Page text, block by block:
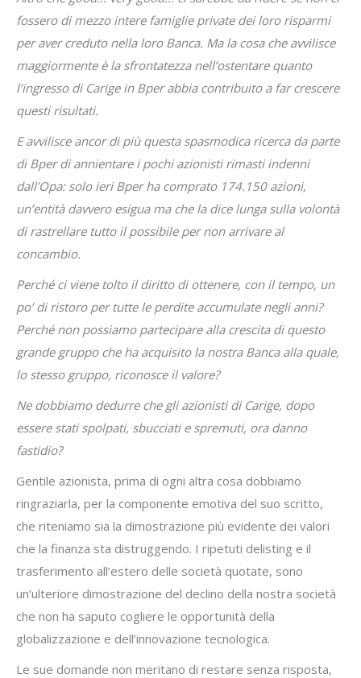
fossero di mezzo intere famiglie private dei loro risparmi
per aver creduto nella loro Banca. Ma la cosa che avvilisce
maggiormente è la sfrontatezza nell’ostentare quanto
l’ingresso di Carige in Bper abbia contribuito a far crescere
questi risultati.
E avvilisce ancor di più questa spasmodica ricerca da parte
di Bper di annientare i pochi azionisti rimasti indenni
dall’Opa: solo ieri Bper ha comprato 174.150 azioni,
un’entità davvero esigua ma che la dice lunga sulla volontà
di rastrellare tutto il possibile per non arrivare al
concambio.
Perché ci viene tolto il diritto di ottenere, con il tempo, un
po’ di ristoro per tutte le perdite accumulate negli anni?
Perché non possiamo partecipare alla crescita di questo
grande gruppo che ha acquisito la nostra Banca alla quale,
lo stesso gruppo, riconosce il valore?
Ne dobbiamo dedurre che gli azionisti di Carige, dopo
essere stati spolpati, sbucciati e spremuti, ora danno
fastidio?
Gentile azionista, prima di ogni altra cosa dobbiamo
ringraziarla, per la componente emotiva del suo scritto,
che riteniamo sia la dimostrazione più evidente dei valori
che la finanza sta distruggendo. I ripetuti delisting e il
trasferimento all’estero delle società quotate, sono
un’ulteriore dimostrazione del declino della nostra società
che non ha saputo cogliere le opportunità della
globalizzazione e dell’innovazione tecnologica.
Le sue domande non meritano di restare senza risposta,